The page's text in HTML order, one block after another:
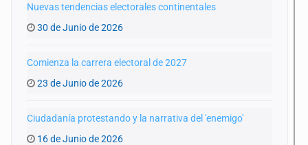
Nuevas tendencias electorales continentales
30 de Junio de 2026
Comienza la carrera electoral de 2027
23 de Junio de 2026
Ciudadanía protestando y la narrativa del 'enemigo'
16 de Junio de 2026